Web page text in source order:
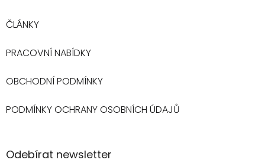
ČLÁNKY
PRACOVNÍ NABÍDKY
OBCHODNÍ PODMÍNKY
PODMÍNKY OCHRANY OSOBNÍCH ÚDAJŮ
Odebírat newsletter